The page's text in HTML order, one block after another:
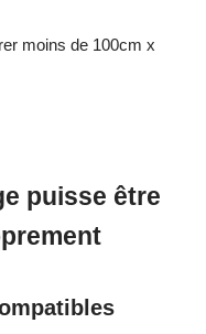
moins de 100cm x
puisse être